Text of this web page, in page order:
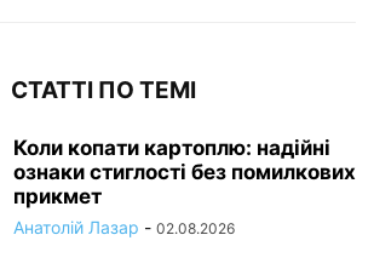
СТАТТІ ПО ТЕМІ
Коли копати картоплю: надійні
ознаки стиглості без помилкових
прикмет
Анатолій Лазар - 02.08.2026